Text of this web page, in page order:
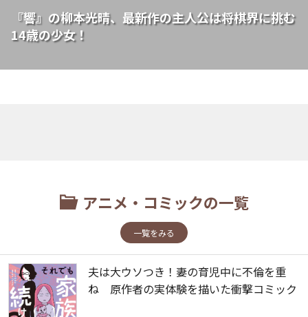
『響』の柳本光晴、最新作の主人公は将棋界に挑む
14歳の少女！
アニメ・コミックの一覧
一覧をみる
夫は大ウソつき！妻の育児中に不倫を重
ね 原作者の実体験を描いた衝撃コミック